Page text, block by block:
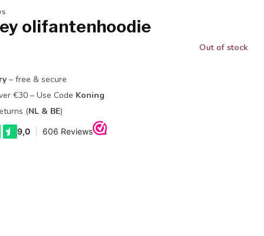
olifantenhoodie
Out of stock
– free & secure
€30 – Use Code Koning
(NL & BE)